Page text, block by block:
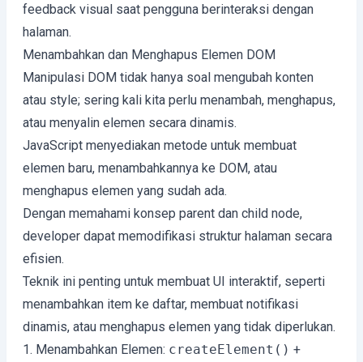
feedback visual saat pengguna berinteraksi dengan
halaman.
Menambahkan dan Menghapus Elemen DOM
Manipulasi DOM tidak hanya soal mengubah konten
atau style; sering kali kita perlu menambah, menghapus,
atau menyalin elemen secara dinamis.
JavaScript menyediakan metode untuk membuat
elemen baru, menambahkannya ke DOM, atau
menghapus elemen yang sudah ada.
Dengan memahami konsep parent dan child node,
developer dapat memodifikasi struktur halaman secara
efisien.
Teknik ini penting untuk membuat UI interaktif, seperti
menambahkan item ke daftar, membuat notifikasi
dinamis, atau menghapus elemen yang tidak diperlukan.
1. Menambahkan Elemen: createElement() +